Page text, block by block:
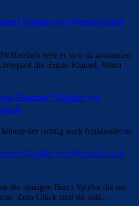
-
Rodri anscheinend schon einig
dem Barça-Spiel gegen
Nachricht, dass Marc…
Kapitän vor Wechsel nach